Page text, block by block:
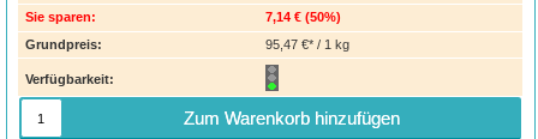
Sie sparen: 7,14 € (50%)
Grundpreis:
95,47 €* / 1 kg
Verfügbarkeit:
Zum Warenkorb hinzufügen